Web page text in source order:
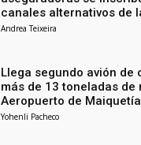
canales alternativos de
Andrea Teixeira
Llega segundo avión de
más de 13 toneladas de
Aeropuerto de Maiquetía
Yohenli Pacheco